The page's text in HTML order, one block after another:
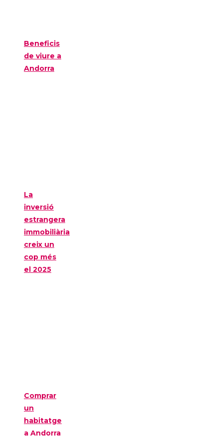
Beneficis
de viure a
Andorra
La
inversió
estrangera
immobiliària
creix un
cop més
el 2025
Comprar
un
habitatge
a Andorra